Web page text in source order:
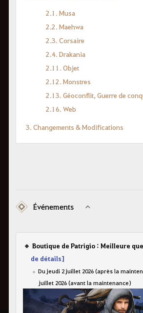
2.1. Musa
2.2. Maehwa
2.3. Corsaire
2.4. Drakania
2.11. Objet
2.12. Monstres
2.13. Géoconflit, Guerre de
2.16. Web
3. Changements & Modifications
Événements
Boutique de Patrigio : Meilleure
de détails]
Du jeudi 2 juillet 2026 (après la
juillet 2026 (avant la maintenance)